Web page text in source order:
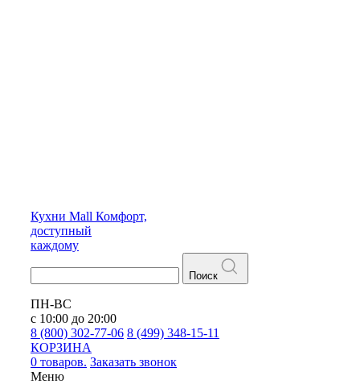
Кухни Mall Комфорт,
доступный
каждому
Поиск
ПН-ВС
с 10:00 до 20:00
8 (800) 302-77-06 8 (499) 348-15-11
КОРЗИНА
0 товаров. Заказать звонок
Меню